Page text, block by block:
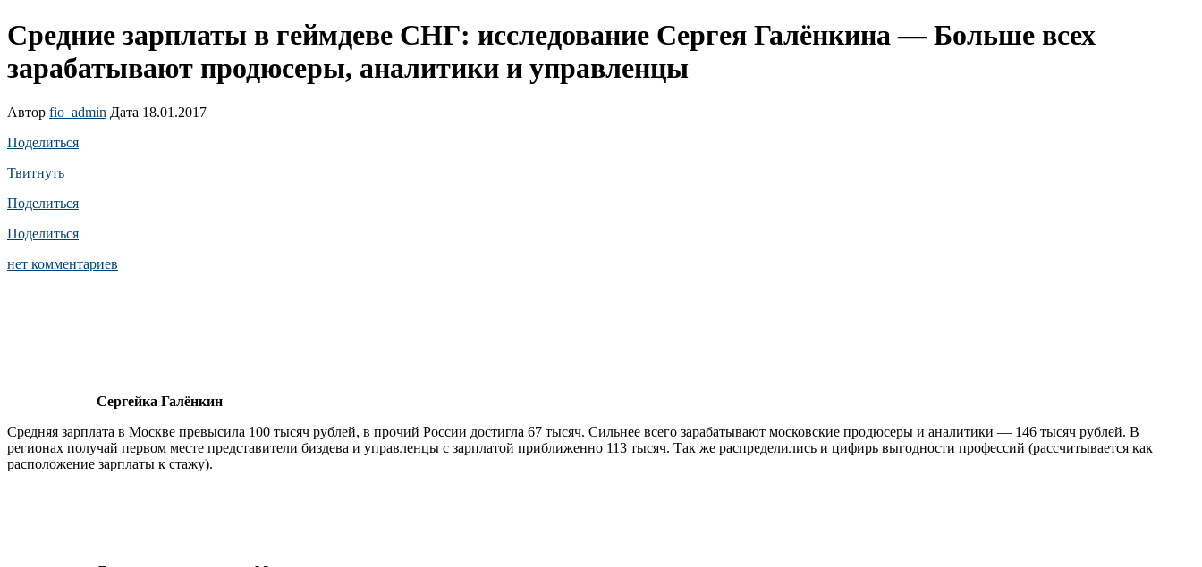
Средние зарплаты в геймдеве СНГ: исследование Сергея Галёнкина — Больше всех
зарабатывают продюсеры, аналитики и управленцы
Автор fio_admin Дата 18.01.2017
Поделиться
Твитнуть
Поделиться
Поделиться
нет комментариев
Сергейка Галёнкин
Средняя зарплата в Москве превысила 100 тысяч рублей, в прочий России достигла 67 тысяч. Сильнее всего зарабатывают московские продюсеры и аналитики — 146 тысяч рублей. В
регионах получай первом месте представители биздева и управленцы с зарплатой приближенно 113 тысяч. Так же распределились и цифирь выгодности профессий (рассчитывается как
расположение зарплаты к стажу).